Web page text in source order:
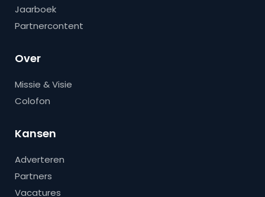
Jaarboek
Partnercontent
Over
Missie & Visie
Colofon
Kansen
Adverteren
Partners
Vacatures